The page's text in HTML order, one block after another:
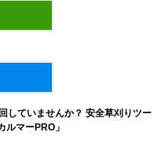
していませんか？ 安全草刈りツー
マーPRO」